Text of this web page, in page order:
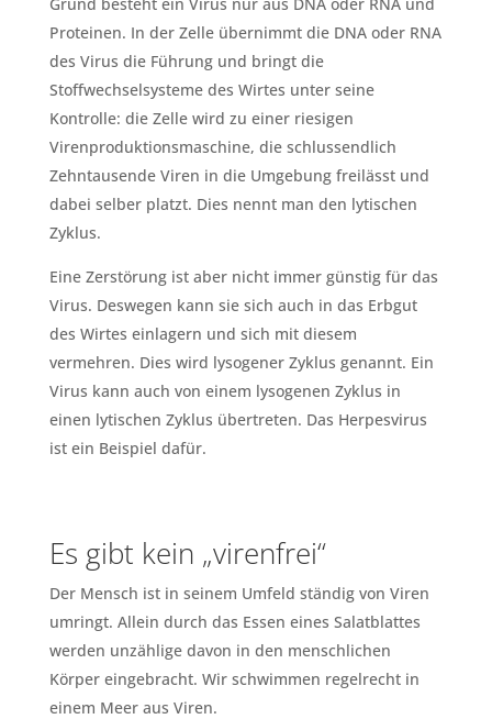
Proteinen. In der Zelle übernimmt die DNA oder RNA
des Virus die Führung und bringt die
Stoffwechselsysteme des Wirtes unter seine
Kontrolle: die Zelle wird zu einer riesigen
Virenproduktionsmaschine, die schlussendlich
Zehntausende Viren in die Umgebung freilässt und
dabei selber platzt. Dies nennt man den lytischen
Zyklus.
Eine Zerstörung ist aber nicht immer günstig für das
Virus. Deswegen kann sie sich auch in das Erbgut
des Wirtes einlagern und sich mit diesem
vermehren. Dies wird lysogener Zyklus genannt. Ein
Virus kann auch von einem lysogenen Zyklus in
einen lytischen Zyklus übertreten. Das Herpesvirus
ist ein Beispiel dafür.
Es gibt kein „virenfrei“
Der Mensch ist in seinem Umfeld ständig von Viren
umringt. Allein durch das Essen eines Salatblattes
werden unzählige davon in den menschlichen
Körper eingebracht. Wir schwimmen regelrecht in
einem Meer aus Viren.